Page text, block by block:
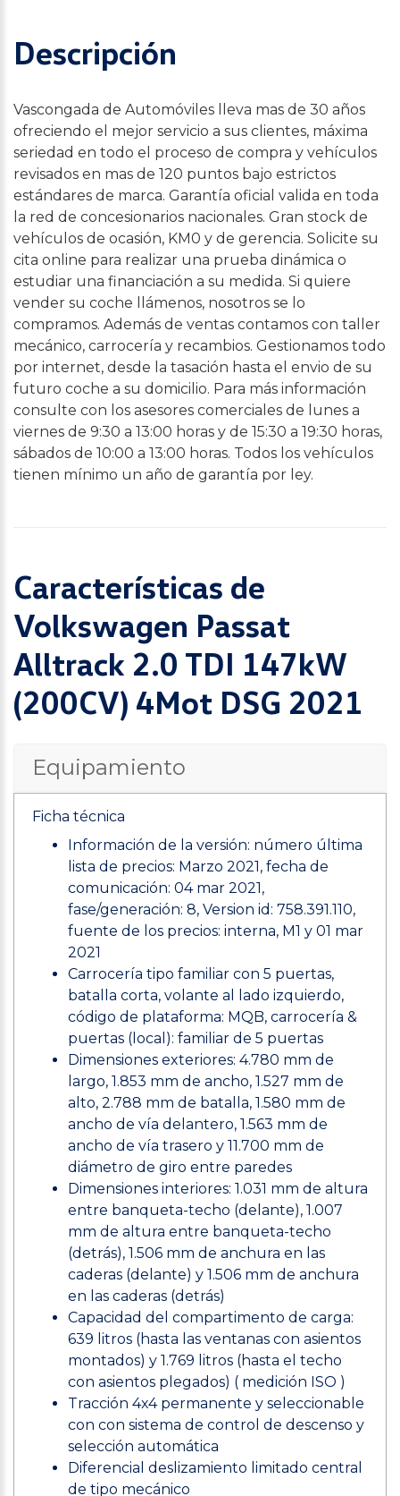
Descripción
Vascongada de Automóviles lleva mas de 30 años
ofreciendo el mejor servicio a sus clientes, máxima
seriedad en todo el proceso de compra y vehículos
revisados en mas de 120 puntos bajo estrictos
estándares de marca. Garantía oficial valida en toda
la red de concesionarios nacionales. Gran stock de
vehículos de ocasión, KM0 y de gerencia. Solicite su
cita online para realizar una prueba dinámica o
estudiar una financiación a su medida. Si quiere
vender su coche llámenos, nosotros se lo
compramos. Además de ventas contamos con taller
mecánico, carrocería y recambios. Gestionamos todo
por internet, desde la tasación hasta el envio de su
futuro coche a su domicilio. Para más información
consulte con los asesores comerciales de lunes a
viernes de 9:30 a 13:00 horas y de 15:30 a 19:30 horas,
sábados de 10:00 a 13:00 horas. Todos los vehículos
tienen mínimo un año de garantía por ley.
Características de
Volkswagen Passat
Alltrack 2.0 TDI 147kW
(200CV) 4Mot DSG 2021
Equipamiento
Ficha técnica
Información de la versión: número última
lista de precios: Marzo 2021, fecha de
comunicación: 04 mar 2021,
fase/generación: 8, Version id: 758.391.110,
fuente de los precios: interna, M1 y 01 mar
2021
Carrocería tipo familiar con 5 puertas,
batalla corta, volante al lado izquierdo,
código de plataforma: MQB, carrocería &
puertas (local): familiar de 5 puertas
Dimensiones exteriores: 4.780 mm de
largo, 1.853 mm de ancho, 1.527 mm de
alto, 2.788 mm de batalla, 1.580 mm de
ancho de vía delantero, 1.563 mm de
ancho de vía trasero y 11.700 mm de
diámetro de giro entre paredes
Dimensiones interiores: 1.031 mm de altura
entre banqueta-techo (delante), 1.007
mm de altura entre banqueta-techo
(detrás), 1.506 mm de anchura en las
caderas (delante) y 1.506 mm de anchura
en las caderas (detrás)
Capacidad del compartimento de carga:
639 litros (hasta las ventanas con asientos
montados) y 1.769 litros (hasta el techo
con asientos plegados) ( medición ISO )
Tracción 4x4 permanente y seleccionable
con con sistema de control de descenso y
selección automática
Diferencial deslizamiento limitado central
de tipo mecánico